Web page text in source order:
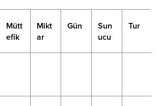
Mütt
efik
Mikt
ar
Gün
Sun
ucu
Tur